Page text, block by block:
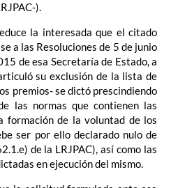
la interesada que el citado
a las Resoluciones de 5 de junio
de esa Secretaría de Estado, a
su exclusión de la lista de
premios‑ se dictó prescindiendo
las normas que contienen las
formación de la voluntad de los
ser por ello declarado nulo de
de la LRJPAC), así como las
en ejecución del mismo.